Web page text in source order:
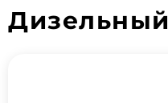
Дизельный